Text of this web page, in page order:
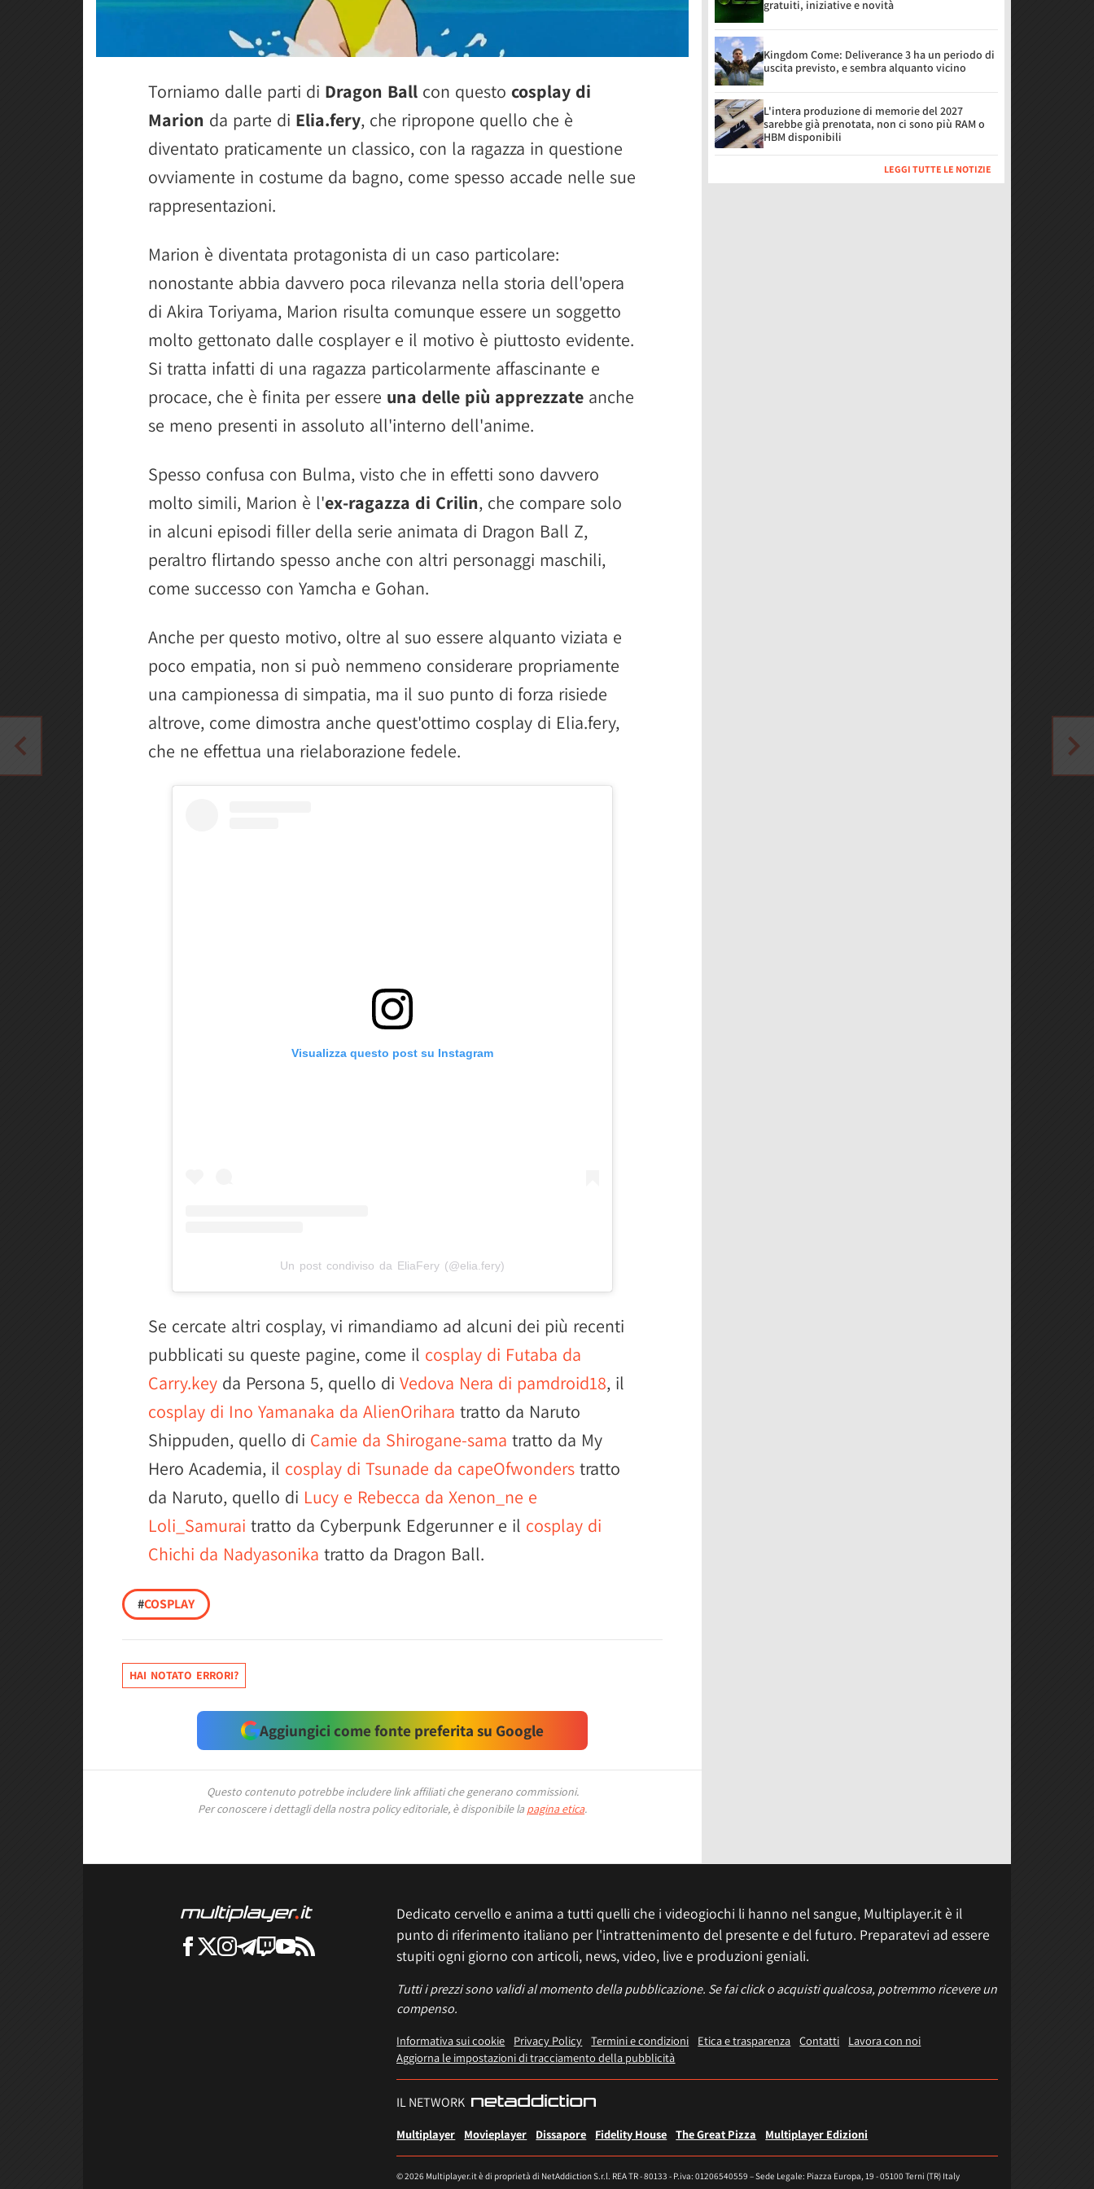
Torniamo dalle parti di Dragon Ball con questo cosplay di
Marion da parte di Elia.fery, che ripropone quello che è
diventato praticamente un classico, con la ragazza in questione
ovviamente in costume da bagno, come spesso accade nelle sue
rappresentazioni.
Marion è diventata protagonista di un caso particolare:
nonostante abbia davvero poca rilevanza nella storia dell'opera
di Akira Toriyama, Marion risulta comunque essere un soggetto
molto gettonato dalle cosplayer e il motivo è piuttosto evidente.
Si tratta infatti di una ragazza particolarmente affascinante e
procace, che è finita per essere una delle più apprezzate anche
se meno presenti in assoluto all'interno dell'anime.
Spesso confusa con Bulma, visto che in effetti sono davvero
molto simili, Marion è l'ex-ragazza di Crilin, che compare solo
in alcuni episodi filler della serie animata di Dragon Ball Z,
peraltro flirtando spesso anche con altri personaggi maschili,
come successo con Yamcha e Gohan.
Anche per questo motivo, oltre al suo essere alquanto viziata e
poco empatia, non si può nemmeno considerare propriamente
una campionessa di simpatia, ma il suo punto di forza risiede
altrove, come dimostra anche quest'ottimo cosplay di Elia.fery,
che ne effettua una rielaborazione fedele.
Visualizza questo post su Instagram
Un post condiviso da EliaFery (@elia.fery)
Se cercate altri cosplay, vi rimandiamo ad alcuni dei più recenti
pubblicati su queste pagine, come il cosplay di Futaba da
Carry.key da Persona 5, quello di Vedova Nera di pamdroid18, il
cosplay di Ino Yamanaka da AlienOrihara tratto da Naruto
Shippuden, quello di Camie da Shirogane-sama tratto da My
Hero Academia, il cosplay di Tsunade da capeOfwonders tratto
da Naruto, quello di Lucy e Rebecca da Xenon_ne e
Loli_Samurai tratto da Cyberpunk Edgerunner e il cosplay di
Chichi da Nadyasonika tratto da Dragon Ball.
#COSPLAY
HAI NOTATO ERRORI?
Aggiungici come fonte preferita su Google
Questo contenuto potrebbe includere link affiliati che generano commissioni.
Per conoscere i dettagli della nostra policy editoriale, è disponibile la pagina etica.
gratuiti, iniziative e novità
Kingdom Come: Deliverance 3 ha un periodo di
uscita previsto, e sembra alquanto vicino
L'intera produzione di memorie del 2027
sarebbe già prenotata, non ci sono più RAM o
HBM disponibili
LEGGI TUTTE LE NOTIZIE
Dedicato cervello e anima a tutti quelli che i videogiochi li hanno nel sangue, Multiplayer.it è il
punto di riferimento italiano per l'intrattenimento del presente e del futuro. Preparatevi ad essere
stupiti ogni giorno con articoli, news, video, live e produzioni geniali.
Tutti i prezzi sono validi al momento della pubblicazione. Se fai click o acquisti qualcosa, potremmo ricevere un
compenso.
Informativa sui cookie Privacy Policy Termini e condizioni Etica e trasparenza Contatti
Lavora con noi
Aggiorna le impostazioni di tracciamento della pubblicità
IL NETWORK
Multiplayer Movieplayer Dissapore Fidelity House The Great Pizza Multiplayer Edizioni
© 2026 Multiplayer.it è di proprietà di NetAddiction S.r.l. REA TR - 80133 - P.iva: 01206540559 – Sede Legale: Piazza Europa, 19 - 05100 Terni (TR) Italy